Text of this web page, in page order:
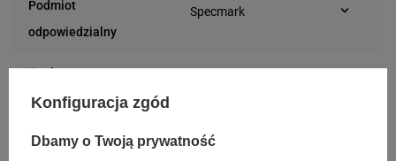
Podmiot
odpowiedzialny
Specmark
telefon: 730811399
Osoby
odpowiedzialne
telefon: 730811399
Konfiguracja zgód
Dbamy o Twoją prywatność